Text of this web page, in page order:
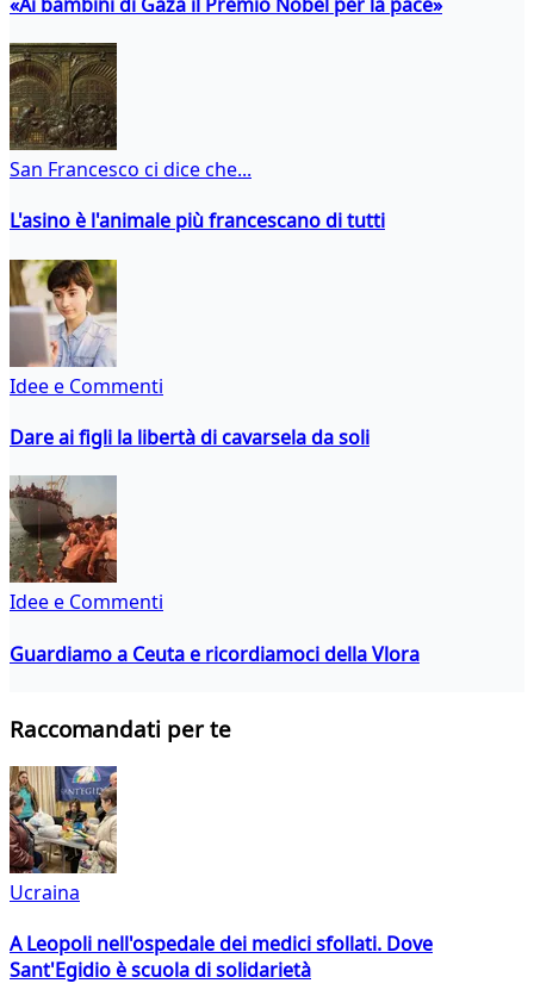
San Francesco ci dice che...
L'asino è l'animale più francescano di tutti
Idee e Commenti
Dare ai figli la libertà di cavarsela da soli
Idee e Commenti
Guardiamo a Ceuta e ricordiamoci della Vlora
Raccomandati per te
Ucraina
A Leopoli nell'ospedale dei medici sfollati. Dove
Sant'Egidio è scuola di solidarietà